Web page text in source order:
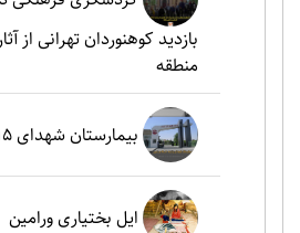
بازدید کوهنوردان تهرانی از
منطقه
بیمارستان شهدای 15 خرداد ورامین
ایل بختیاری ورامین